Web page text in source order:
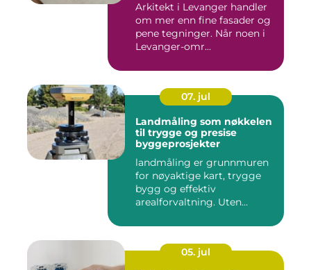
Arkitekt i Levanger handler
om mer enn fine fasader og
pene tegninger. Når noen i
Levanger-omr...
07. jul
Landmåling som nøkkelen
til trygge og presise
byggeprosjekter
landmåling er grunnmuren
for nøyaktige kart, trygge
bygg og effektiv
arealforvaltning. Uten
05. jul